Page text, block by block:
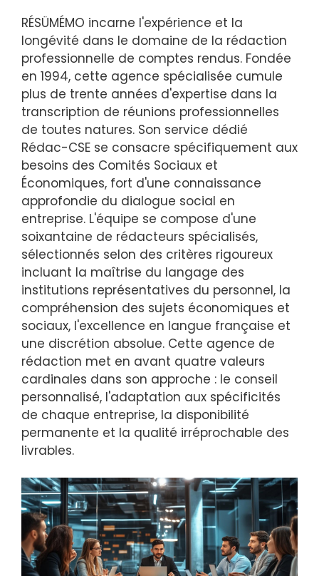
RÉSÜMÉMO incarne l'expérience et la
longévité dans le domaine de la rédaction
professionnelle de comptes rendus. Fondée
en 1994, cette agence spécialisée cumule
plus de trente années d'expertise dans la
transcription de réunions professionnelles
de toutes natures. Son service dédié
Rédac-CSE se consacre spécifiquement aux
besoins des Comités Sociaux et
Économiques, fort d'une connaissance
approfondie du dialogue social en
entreprise. L'équipe se compose d'une
soixantaine de rédacteurs spécialisés,
sélectionnés selon des critères rigoureux
incluant la maîtrise du langage des
institutions représentatives du personnel, la
compréhension des sujets économiques et
sociaux, l'excellence en langue française et
une discrétion absolue. Cette agence de
rédaction met en avant quatre valeurs
cardinales dans son approche : le conseil
personnalisé, l'adaptation aux spécificités
de chaque entreprise, la disponibilité
permanente et la qualité irréprochable des
livrables.